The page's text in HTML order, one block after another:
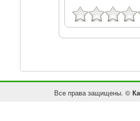
Все права защищены. ©